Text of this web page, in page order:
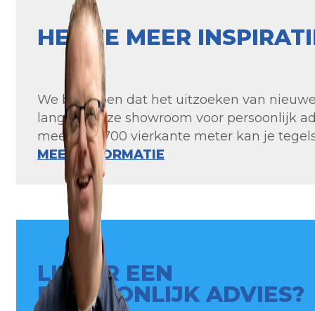
HEB JE MEER
We begrijpen dat het uitzoeken van
langs in onze showroom voor persoonlijk
meer dan 700 vierkante meter kan je
MEER INFORMATIE
LIEVER EEN
PERSOONLIJK ADVIES?